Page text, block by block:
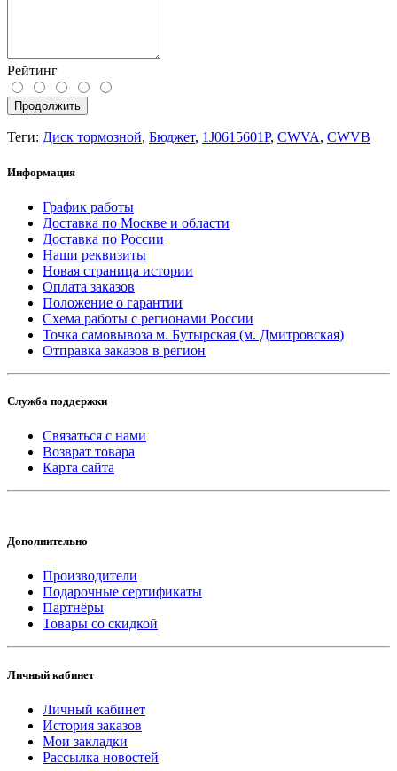
Рейтинг
Продолжить
Теги: Диск тормозной, Бюджет, 1J0615601P, CWVA, CWVB
Информация
График работы
Доставка по Москве и области
Доставка по России
Наши реквизиты
Новая страница истории
Оплата заказов
Положение о гарантии
Схема работы с регионами России
Точка самовывоза м. Бутырская (м. Дмитровская)
Отправка заказов в регион
Служба поддержки
Связаться с нами
Возврат товара
Карта сайта
Дополнительно
Производители
Подарочные сертификаты
Партнёры
Товары со скидкой
Личный кабинет
Личный кабинет
История заказов
Мои закладки
Рассылка новостей